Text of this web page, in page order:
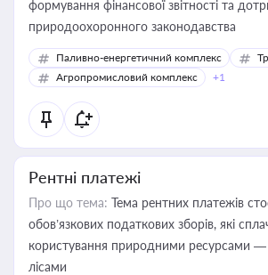
формування фінансової звітності та
природоохоронного законодавства
Паливно-енергетичний комплекс
Агропромисловий комплекс
+1
Рентні платежі
Про що тема: Тема рентних платежів
обов’язкових податкових зборів, які
користування природними ресурсами
лісами